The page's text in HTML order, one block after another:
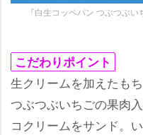
『白生コッペパン つぶつぶ
こだわりポイント
生クリームを加えたも
つぶつぶいちごの果肉
コクリームをサンド。